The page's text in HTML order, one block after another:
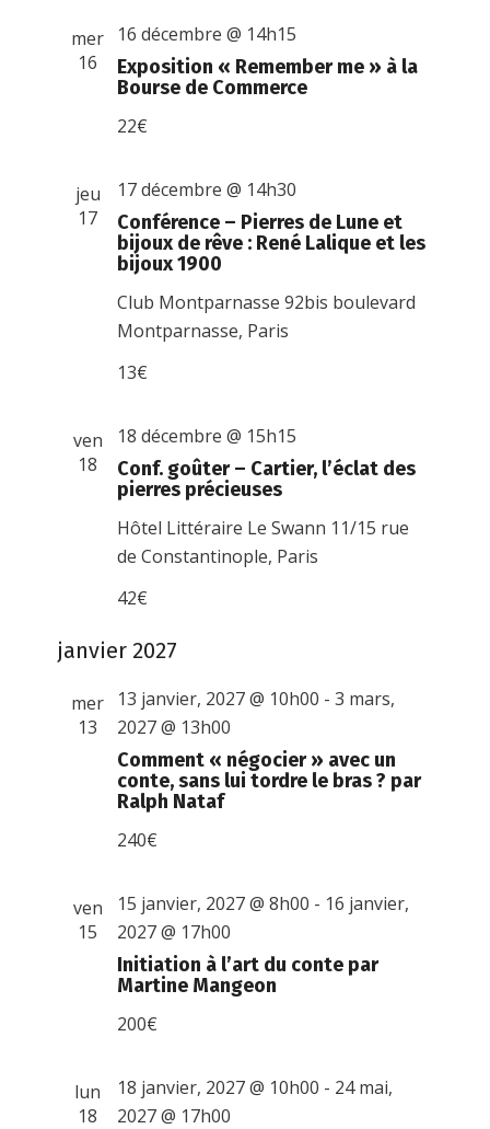
mer
16
Exposition « Remember me » à la
Bourse de Commerce
16 décembre @ 14h15
22€
jeu
17
Conférence – Pierres de Lune et
bijoux de rêve : René Lalique et les
bijoux 1900
17 décembre @ 14h30
Club Montparnasse92bis boulevard
Montparnasse, Paris
13€
ven
18
Conf. goûter – Cartier, l’éclat des
pierres précieuses
18 décembre @ 15h15
Hôtel Littéraire Le Swann 11/15 rue
de Constantinople, Paris
42€
janvier 2027
mer
13
Comment « négocier » avec un
conte, sans lui tordre le bras ? par
Ralph Nataf
13 janvier, 2027 @ 10h00 -3 mars,
2027 @ 13h00
240€
ven
15
Initiation à l’art du conte par
Martine Mangeon
15 janvier, 2027 @ 8h00 - 16 janvier,
2027 @ 17h00
200€
lun
18
18 janvier, 2027 @ 10h00 - 24 mai,
2027 @ 17h00